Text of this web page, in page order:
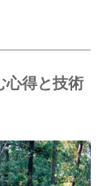
得と技術